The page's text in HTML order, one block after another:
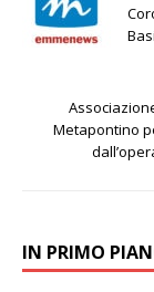
Metapontino
IN PRIMO